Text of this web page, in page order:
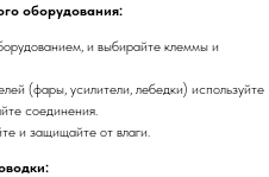
оборудования:
и выбирайте клеммы и
(фары, усилители, лебедки) используйте
соединения.
и защищайте от влаги.